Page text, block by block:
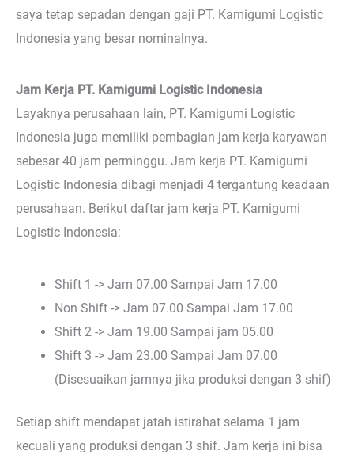
saya tetap sepadan dengan gaji PT. Kamigumi Logistic
Indonesia yang besar nominalnya.
Jam Kerja PT. Kamigumi Logistic Indonesia
Layaknya perusahaan lain, PT. Kamigumi Logistic
Indonesia juga memiliki pembagian jam kerja karyawan
sebesar 40 jam perminggu. Jam kerja PT. Kamigumi
Logistic Indonesia dibagi menjadi 4 tergantung keadaan
perusahaan. Berikut daftar jam kerja PT. Kamigumi
Logistic Indonesia:
Shift 1 -> Jam 07.00 Sampai Jam 17.00
Non Shift -> Jam 07.00 Sampai Jam 17.00
Shift 2 -> Jam 19.00 Sampai jam 05.00
Shift 3 -> Jam 23.00 Sampai Jam 07.00
(Disesuaikan jamnya jika produksi dengan 3 shif)
Setiap shift mendapat jatah istirahat selama 1 jam
kecuali yang produksi dengan 3 shif. Jam kerja ini bisa